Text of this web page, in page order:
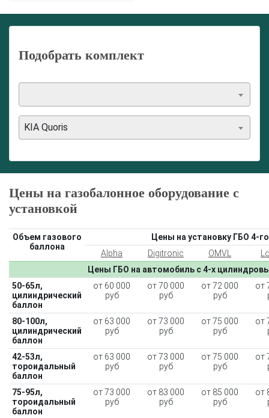
Подобрать комплект
KIA Quoris
Цены на газобалонное оборудование с
установкой
Объем газового
баллона
Цены на установку ГБО 4-
Alpha
Digitronic OMVL
Цены ГБО на автомобиль с 4-х
50-65л,
цилиндрический
баллон
от 60 000
руб
от 70 000
руб
от 72 000
руб
от
80-100л,
цилиндрический
баллон
от 63 000
руб
от 73 000
руб
от 75 000
руб
от
42-53л,
тороидальный
баллон
от 63 000
руб
от 73 000
руб
от 75 000
руб
от
75-95л,
тороидальный
баллон
от 73 000
руб
от 83 000
руб
от 85 000
руб
от